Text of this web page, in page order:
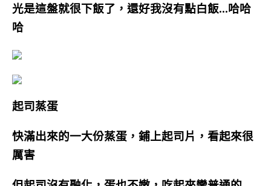
光是這盤就很下飯了，還好我沒有點白飯…哈哈
哈
起司蒸蛋
快滿出來的一大份蒸蛋，鋪上起司片，看起來很
厲害